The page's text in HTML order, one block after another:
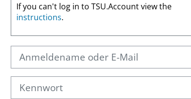
If you can't log in to TSU.Account view the
instructions.